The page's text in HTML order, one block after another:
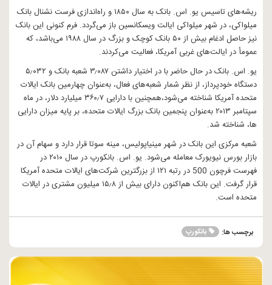
ریشه‌های تاسیس یو. اس. بانک به سال ۱۸۵۰ و راه‌اندازی فرست نشنال بانک
میلواکی، در شهر میلواکی ایالت ویسکانسین باز می‌گردد. فرم کنونی این بانک
نیز حاصل ادغام بیش از ۵۰ بانک کوچک و بزرگ در سال ۱۹۸۸ می‌باشد، که
عمومأ در ایالت‌های غربی آمریکا، فعالیت می‌کردند.
یو. اس. بانک در حال حاضر با در اختیار داشتن ۳٫۰۸۷ شعبه بانک و ۵٫۰۳۲
دستگاه خودپرداز، از نظر شمار شعبه‌های فعال، به‌عنوان چهارمین بانک ایالات
متحده آمریکا شناخته می‌شود،همچنین با دارایی ۳۶۰٫۷ میلیارد دلار، در ماه
سپتامبر ۲۰۱۳ به‌عنوان پنجمین بانک بزرگ ایالات متحده، بر پایه میزان دارایی
ها، شناخته شد.
شعبه مرکزی این بانک در شهر مینیاپولیس، مینه سوتا قرار دارد و سهام آن در
بازار بورس نیویورک معامله می‌شود. یو. اس. بانکورپ در سال ۲۰۱۰ در
فهرست فرچون 500 در رتبه ۱۲۱ از بزرگترین شرکت‌های ایالات متحده آمریکا
قرار گرفت. این بانک هم‌اکنون دارای بیش از ۱۵٫۸ میلیون مشتری در ایالات
متحده است.
برچسب ها: بانکورپ